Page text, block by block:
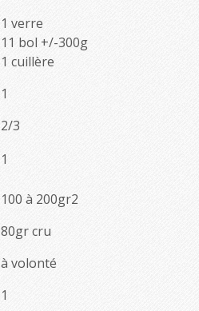
1 verre
11 bol +/-300g
1 cuillère
1
2/3
1
100 à 200gr2
80gr cru
à volonté
1